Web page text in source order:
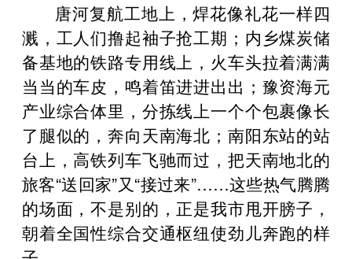
唐河复航工地上，焊花像礼花一样四
溅，工人们撸起袖子抢工期；内乡煤炭储
备基地的铁路专用线上，火车头拉着满满
当当的车皮，鸣着笛进进出出；豫资海元
产业综合体里，分拣线上一个个包裹像长
了腿似的，奔向天南海北；南阳东站的站
台上，高铁列车飞驰而过，把天南地北的
旅客“送回家”又“接过来”……这些热气腾腾
的场面，不是别的，正是我市甩开膀子，
朝着全国性综合交通枢纽使劲儿奔跑的样